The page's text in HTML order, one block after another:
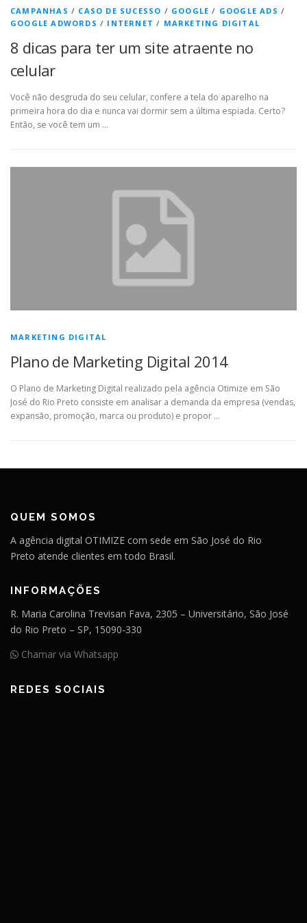
CAMPANHAS / CASO DE SUCESSO / GOOGLE / GOOGLE ADS /
GOOGLE ADWORDS / INTERNET / MARKETING DIGITAL
8 dicas para ter um site atraente no
celular
Você não desgruda do seu celular, confere a tela do aparelho na
primeira hora do dia e nunca vai dormir sem a última espiada. Certo?
Então, se você tem um …
MARKETING DIGITAL
Plano de Marketing Digital 2014
O Plano de Marketing Digital realizado pela agência Otimize em São
José do Rio Preto consiste em analisar a demanda da empresa (vendas,
expansão, promoção, marca ou produto) e propor …
QUEM SOMOS
A agência digital OTIMIZE com sede em São José do Rio
Preto atende clientes em todo Brasil.
INFORMAÇÕES
R. Maria Carolina Trevisan Fava, 2305 – Universitário, São José
do Rio Preto – SP, 15090-330
Chamar via Whatsapp
REDES SOCIAIS